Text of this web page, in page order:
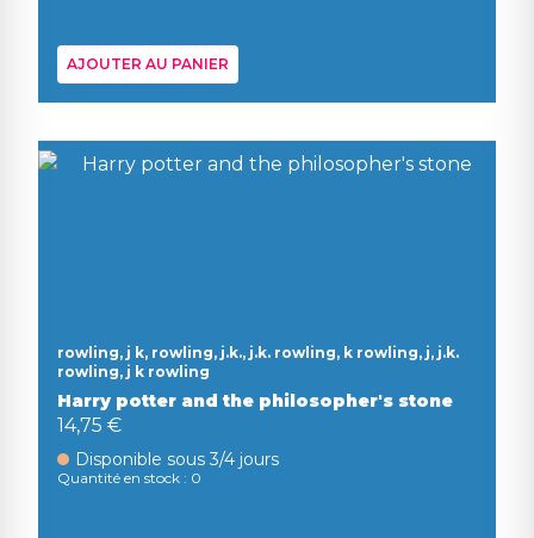
AJOUTER AU PANIER
rowling, j k, rowling, j.k., j.k. rowling, k rowling, j, j.k.
rowling, j k rowling
Harry potter and the philosopher's stone
14,75 €
Disponible sous 3/4 jours
Quantité en stock : 0